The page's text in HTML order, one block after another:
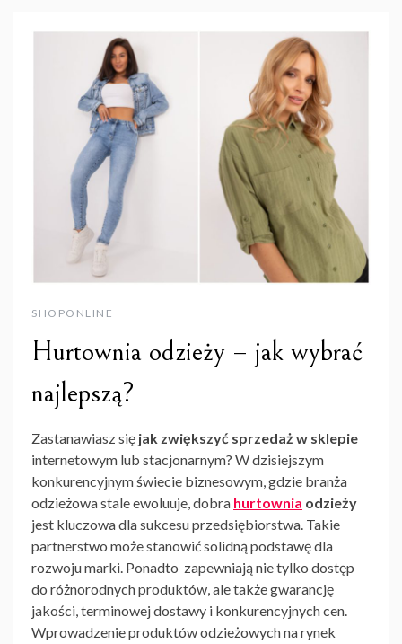
SHOPONLINE
Hurtownia odzieży – jak wybrać
najlepszą?
Zastanawiasz się jak zwiększyć sprzedaż w sklepie
internetowym lub stacjonarnym? W dzisiejszym
konkurencyjnym świecie biznesowym, gdzie branża
odzieżowa stale ewoluuje, dobra hurtownia odzieży
jest kluczowa dla sukcesu przedsiębiorstwa. Takie
partnerstwo może stanowić solidną podstawę dla
rozwoju marki. Ponadto zapewniają nie tylko dostęp
do różnorodnych produktów, ale także gwarancję
jakości, terminowej dostawy i konkurencyjnych cen.
Wprowadzenie produktów odzieżowych na rynek